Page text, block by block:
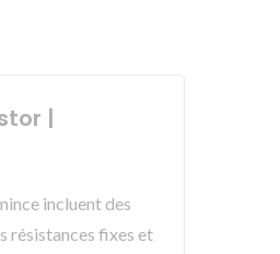
|
incluent des
résistances fixes et